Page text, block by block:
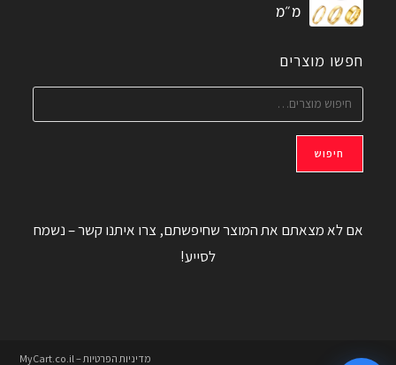
מ״מ
חפשו מוצרים
חיפוש
אם לא מצאתם את המוצר שחיפשתם, צרו איתנו קשר – נשמח
לסייע!
מדיניות הפרטיות – MyCart.co.il